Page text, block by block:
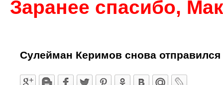
Заранее спасибо,
Сулейман Керимов снова